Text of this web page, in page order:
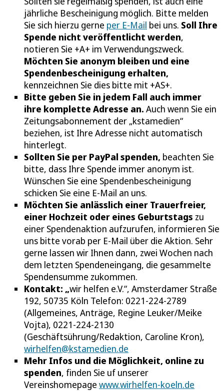
jährliche Bescheinigung möglich. Bitte melden
Sie sich hierzu gerne per E-Mail bei uns. Soll Ihre
Spende nicht veröffentlicht werden,
notieren Sie +A+ im Verwendungszweck.
Möchten Sie anonym bleiben und eine
Spendenbescheinigung erhalten,
kennzeichnen Sie dies bitte mit +AS+.
Bitte geben Sie in jedem Fall auch immer
ihre komplette Adresse an. Auch wenn Sie ein
Zeitungsabonnement der „kstamedien“
beziehen, ist Ihre Adresse nicht automatisch
hinterlegt.
Sollten Sie per PayPal spenden, beachten Sie
bitte, dass Ihre Spende immer anonym ist.
Wünschen Sie eine Spendenbescheinigung
schicken Sie eine E-Mail an uns.
Möchten Sie anlässlich einer Trauerfreier,
einer Hochzeit oder eines Geburtstags zu
einer Spendenaktion aufzurufen, informieren Sie
uns bitte vorab per E-Mail über die Aktion. Sehr
gerne lassen wir Ihnen dann, zwei Wochen nach
dem letzten Spendeneingang, die gesammelte
Spendensumme zukommen.
Kontakt: „wir helfen e.V.“, Amsterdamer Straße
192, 50735 Köln Telefon: 0221-224-2789
(Allgemeines, Anträge, Regine Leuker/Meike
Vojta), 0221-224-2130
(Geschäftsührung/Redaktion, Caroline Kron),
wirhelfen@kstamedien.de
Mehr Infos und die Möglichkeit, online zu
spenden, finden Sie uf unserer
Vereinshomepage www.wirhelfen-koeln.de